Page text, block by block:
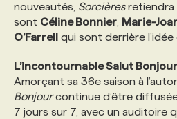
nouveautés, Sorcièresretiendra
sont Céline Bonnier, Marie-
O’Farrell
qui sont derrière l’idée
L’incontournable Salut Bonjour
Amorçant sa 36e saison à
Bonjourcontinue d’être
7 jours sur 7, avec un auditoire